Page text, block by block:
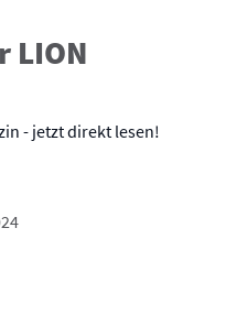
LION
- jetzt direkt lesen!